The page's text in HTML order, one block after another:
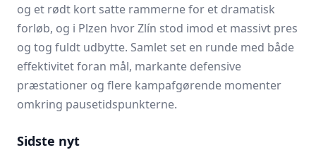
og et rødt kort satte rammerne for et dramatisk
forløb, og i Plzen hvor Zlín stod imod et massivt pres
og tog fuldt udbytte. Samlet set en runde med både
effektivitet foran mål, markante defensive
præstationer og flere kampafgørende momenter
omkring pausetidspunkterne.
Sidste nyt